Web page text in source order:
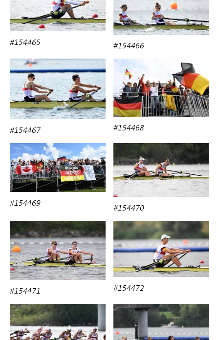
#154465 #154466
#154467 #154468
#154469 #154470
#154471 #154472